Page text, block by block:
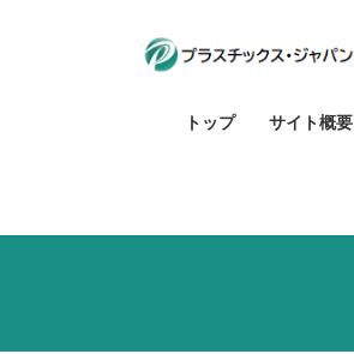
トップ サイト概要